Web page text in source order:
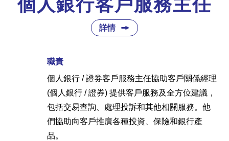
個人銀行客戶服務主任
詳情
職責
個人銀行 / 證券客戶服務主任協助客戶關係經理
(個人銀行 / 證券) 提供客戶服務及全方位建議，
包括交易查詢、處理投訴和其他相關服務。他
們協助向客戶推廣各種投資、保險和銀行產
品。